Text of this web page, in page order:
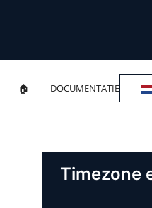
🏠 DOCUMENTATIE
Timezone